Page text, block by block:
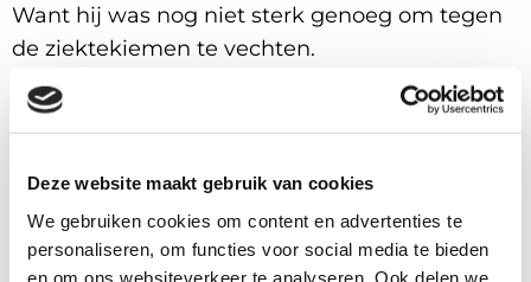
Deze website maakt gebruik van cookies
We gebruiken cookies om content en advertenties te
personaliseren, om functies voor social media te bieden
en om ons websiteverkeer te analyseren. Ook delen we
Want hij was nog niet sterk genoeg om tegen
de ziektekiemen te vechten.
Hij mocht niet naar de crèche en dus hebben
we samen met familie voor opvang gezocht.
Met Rune ( 16 maanden intussen) gaat het
momenteel goed. Sinds enkele maanden gaat
hij 4 dagen per week naar de ziekenhuisschool